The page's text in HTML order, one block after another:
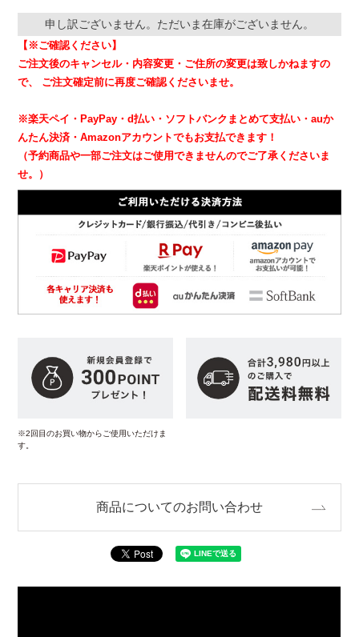
申し訳ございません。ただいま在庫がございません。
【※ご確認ください】
ご注文後のキャンセル・内容変更・ご住所の変更は致しかねますの
で、
ご注文確定前に再度ご確認くださいませ。
※楽天ペイ・PayPay・d払い・ソフトバンクまとめて支払い・auか
んたん決済・Amazonアカウントでもお支払できます！
（予約商品や一部ご注文はご使用できませんのでご了承くださいま
せ。）
※2回目のお買い物からご使用いただけま
す。
商品についてのお問い合わせ